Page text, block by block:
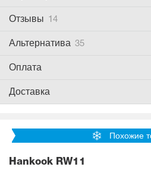
Отзывы 14
Альтернатива 35
Оплата
Доставка
Похожие
Hankook RW11